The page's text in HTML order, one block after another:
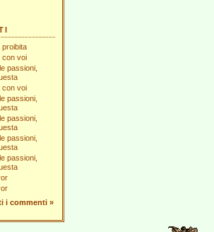
proibita
con voi
passioni,
con voi
passioni,
passioni,
passioni,
passioni,
i commenti »